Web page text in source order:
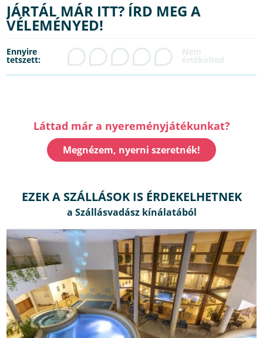
JÁRTÁL MÁR ITT? ÍRD MEG A
VÉLEMÉNYED!
Ennyire
tetszett:
Láttad már a nyereményjátékunkat?
Megnézem, nyerni szeretnék!
EZEK A SZÁLLÁSOK IS ÉRDEKELHETNEK